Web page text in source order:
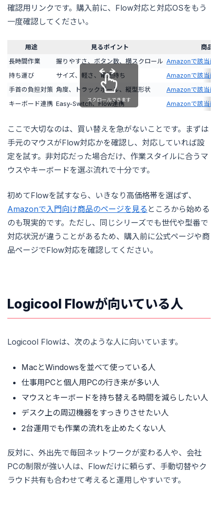
確認用リンクです。購入前に、Flow対応と対応OSをもう
一度確認してください。
用途 見るポイント
商品
長時間作業
握りやすさ、ボタン数、横スクロール Amazonで該当商
持ち運び
サイズ、軽さ、電池持ち
Amazonで該当商
手首の負担対策 角度、トラックボール、縦型形状
Amazonで該当商
キーボード連携 Easy-Switch、Flow連携 Amazonで該当商
スクロールできます
ここで大切なのは、買い替えを急がないことです。まずは
手元のマウスがFlow対応かを確認し、対応していれば設
定を試す。非対応だった場合だけ、作業スタイルに合うマ
ウスやキーボードを選ぶ流れで十分です。
初めてFlowを試すなら、いきなり高価格帯を選ばず、
Amazonで入門向け商品のページを見る ところから始める
のも現実的です。ただし、同じシリーズでも世代や型番で
対応状況が違うことがあるため、購入前に公式ページや商
品ページでFlow対応を確認してください。
Logicool Flowが向いている人
Logicool Flowは、次のような人に向いています。
MacとWindowsを並べて使っている人
仕事用PCと個人用PCの行き来が多い人
マウスとキーボードを持ち替える時間を減らしたい人
デスク上の周辺機器をすっきりさせたい人
2台運用でも作業の流れを止めたくない人
反対に、外出先で毎回ネットワークが変わる人や、会社
PCの制限が強い人は、Flowだけに頼らず、手動切替やク
ラウド共有も合わせて考えると運用しやすいです。